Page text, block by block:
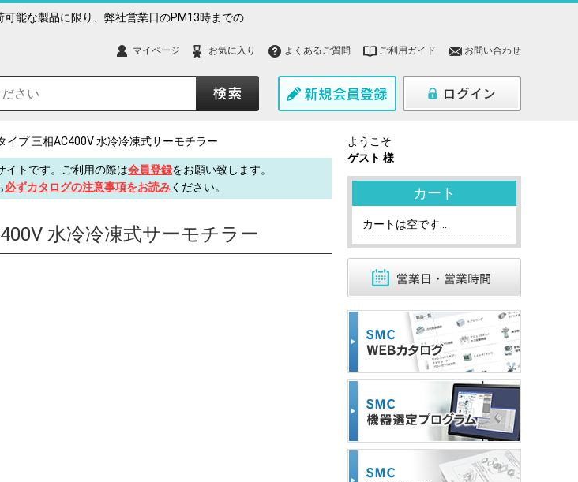
可能な製品に限り、弊社営業日のPM13時までの
マイページ お気に入り よくあるご質問 ご利用ガイド お問い合わせ
イプ 三相AC400V 水冷冷凍式サーモチラー
イトです。ご利用の際は会員登録をお願い致します。
必ずカタログの注意事項をお読みください。
水冷冷凍式サーモチラー
ようこそ
ゲスト 様
カート
カートは空です...